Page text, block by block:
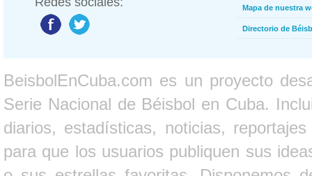
Mapa de nuestra
Directorio de
BeisbolEnCuba.com es un proyecto
Serie Nacional de Béisbol en Cuba.
diarios, estadísticas, noticias,
para que los usuarios publiquen sus